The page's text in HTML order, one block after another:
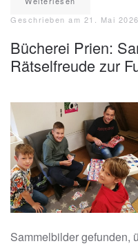
Geschrieben am 21. Mai 2026
Bücherei Prien:
Rätselfreude zur
Sammelbilder gefunden,